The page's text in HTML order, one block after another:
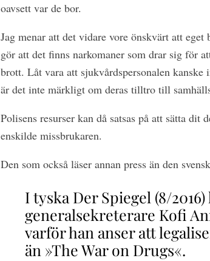
oavsett var de bor.
Jag menar att det vidare vore önskvärt att
gör att det finns narkomaner som drar sig för
brott. Låt vara att sjukvårdspersonalen
är det inte märkligt om deras tilltro till
Polisens resurser kan då satsas på att sätta
enskilde missbrukaren.
Den som också läser annan press än den
I tyska Der Spiegel (8/
generalsekreterare Kofi
varför han anser att
än »The War on Drugs«.